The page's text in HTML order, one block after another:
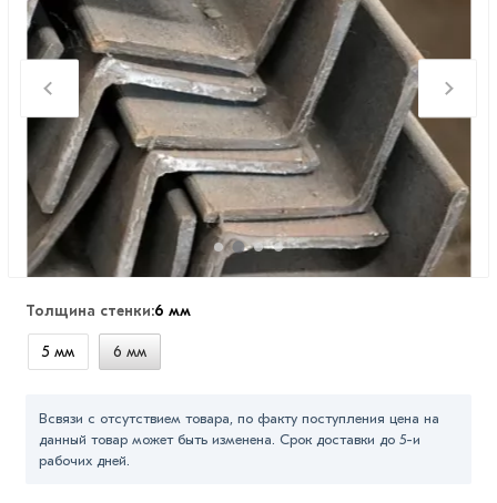
Толщина стенки:6 мм
5 мм 6 мм
Всвязи с отсутствием товара, по факту поступления цена на
данный товар может быть изменена. Срок доставки до 5-и
рабочих дней.